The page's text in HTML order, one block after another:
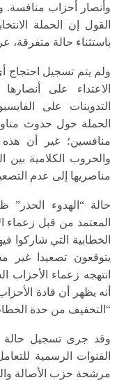
وأنصار أحزاب منافسة.
القول إن الحملة
باستثناء حالة
ولم يتم تسجيل
الاعتداء على أنصارها
التدوينات على
الحملة حول حدوث
منافسين؛ غير أن
والحروب الكلامية بين
مناصريها إلى عدم
حالة “الهدوء
المعتمد من قبل زعماء
الخطابية التي شاركوا
يتوقعون تصعيدا غير
انتهجه زعماء الأحزاب
أنه يظهر أن قادة
“التخفيف من حدة
وقد جرى تسجيل حالة
القنوات الرسمية
مرشحة حزب الأصالة